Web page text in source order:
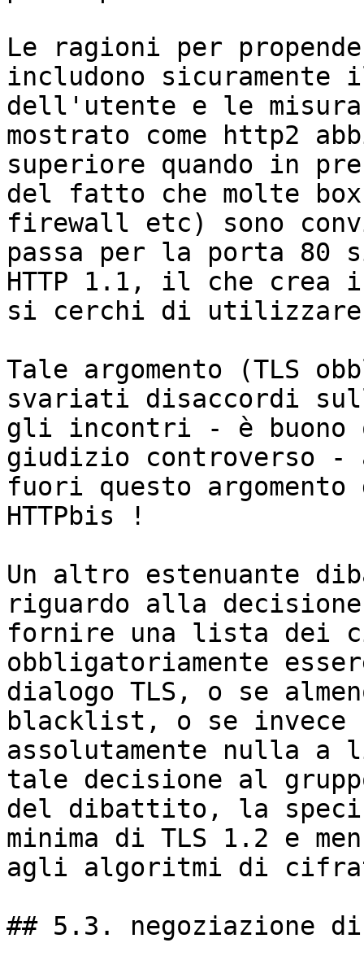
Le ragioni per
includono
dell'utente e le
mostrato come http2
superiore quando in
del fatto che molte
firewall etc) sono
passa per la porta 80
HTTP 1.1, il che crea
si cerchi di
Tale argomento (TLS
svariati disaccordi
gli incontri - è buono
giudizio controverso -
fuori questo argomento
HTTPbis !
Un altro estenuante
riguardo alla decisione
fornire una lista dei
obbligatoriamente
dialogo TLS, o se
blacklist, o se invece
assolutamente nulla
tale decisione al
del dibattito, la
minima di TLS 1.2 e
agli algoritmi di
## 5.3. negoziazione